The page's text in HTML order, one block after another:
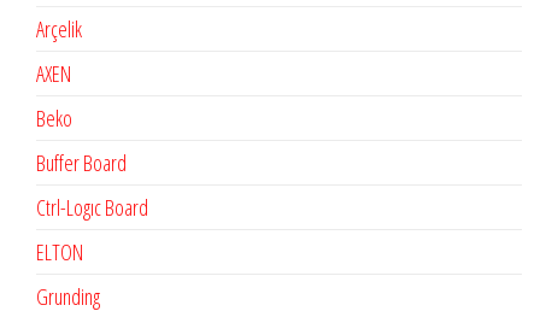
Arçelik
AXEN
Beko
Buffer Board
Ctrl-Logıc Board
ELTON
Grunding